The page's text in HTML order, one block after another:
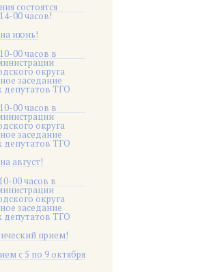
состоятся
00 часов!
июнь!
00 часов в
округа
заседание
депутатов ТГО
00 часов в
округа
заседание
депутатов ТГО
август!
00 часов в
округа
заседание
депутатов ТГО
прием!
с 5 по 9 октября